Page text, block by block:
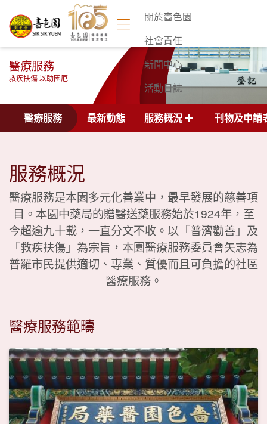
關於嗇色園
社會責任
新聞中心
活動日誌
聯絡我們
醫療服務
救疾扶傷 以助困厄
醫療服務 最新動態 服務概況 刊物及申請
服務概況
醫療服務是本園多元化善業中，最早發展的慈善項
目。本園中藥局的贈醫送藥服務始於1924年，至
今超逾九十載，一直分文不收。以「普濟勸善」及
「救疾扶傷」為宗旨，本園醫療服務委員會矢志為
普羅市民提供適切、專業、質優而且可負擔的社區
醫療服務。
醫療服務範疇